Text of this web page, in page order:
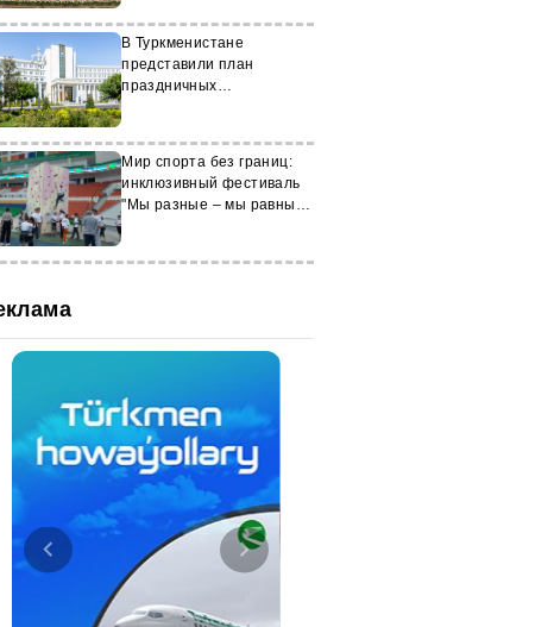
В Туркменистане
представили план
праздничных
Мир спорта без границ:
инклюзивный фестиваль
"Мы разные – мы равные"